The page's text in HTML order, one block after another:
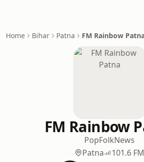
Home Bihar Patna FM Rainbow
FM Rainbow
PopFolkNews
Patna
101.6 FM